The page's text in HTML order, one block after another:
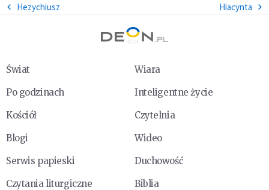
Hezychiusz Hiacynta
Świat
Wiara
Po godzinach
Inteligentne życie
Kościół
Czytelnia
Blogi
Wideo
Serwis papieski
Duchowość
Czytania liturgiczne
Biblia